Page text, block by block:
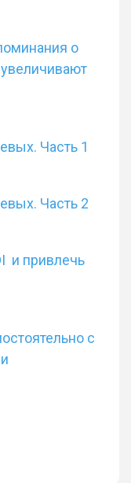
о
Часть 1
Часть 2
и привлечь
с